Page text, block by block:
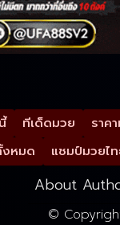
ทีเด็ดมวย ราค
หมด แชมป์มวยไ
About
©